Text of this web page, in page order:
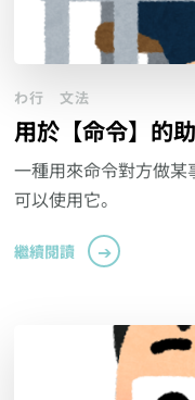
わ行 文法
用於【命令】的
一種用來命令對方做
可以使用它。
繼續閱讀